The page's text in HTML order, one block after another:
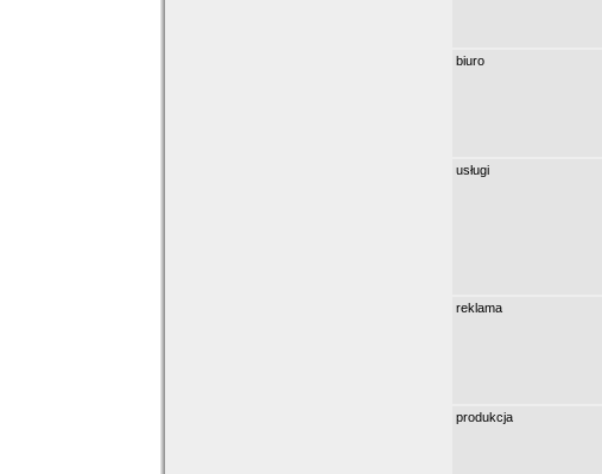
biuro
usługi
reklama
produkcja